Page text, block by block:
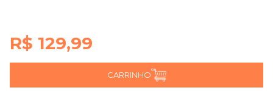
R$ 129,99
CARRINHO